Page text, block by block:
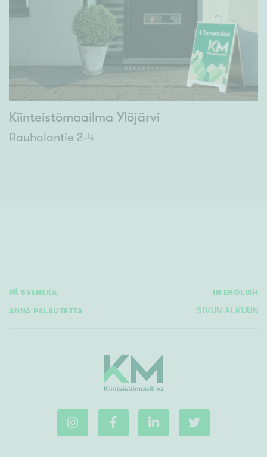
Kiinteistömaailma Ylöjärvi
Rauhalantie 2-4
PÅ SVENSKA IN ENGLISH
ANNA PALAUTETTA SIVUN ALKUUN